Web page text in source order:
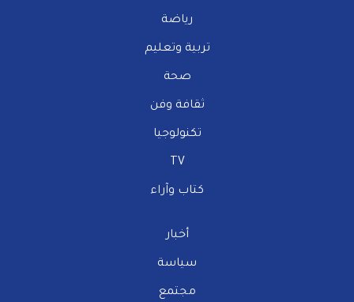
رياضة
تربية وتعليم
صحة
ثقافة وفن
تكنولوجيا
TV
كتاب وآراء
أخبار
سياسة
مجتمع